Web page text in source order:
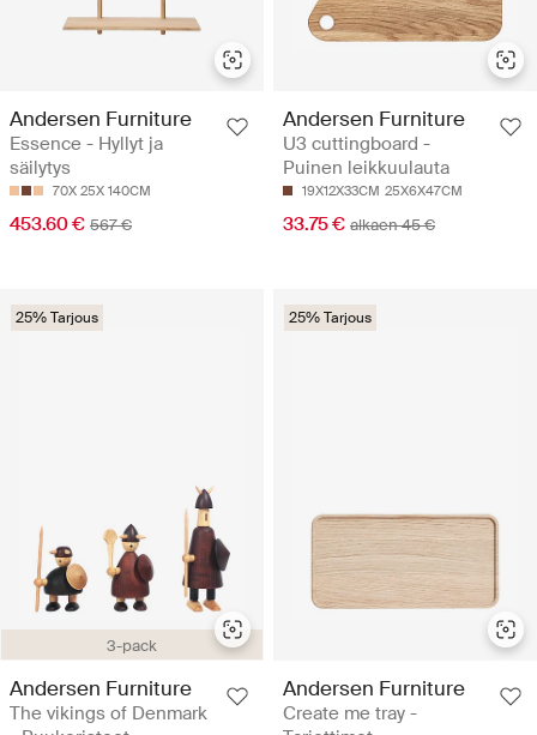
Andersen Furniture
Essence - Hyllyt ja
säilytys
70X 25X 140CM
453.60 € 567 €
Andersen Furniture
U3 cuttingboard -
Puinen leikkuulauta
19X12X33CM 25X6X47CM
33.75 € alkaen 45 €
3-pack
25% Tarjous
Andersen Furniture
The vikings of Denmark
25% Tarjous
Andersen Furniture
Create me tray -